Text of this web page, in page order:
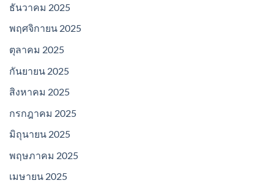
ธันวาคม 2025
พฤศจิกายน 2025
ตุลาคม 2025
กันยายน 2025
สิงหาคม 2025
กรกฎาคม 2025
มิถุนายน 2025
พฤษภาคม 2025
เมษายน 2025